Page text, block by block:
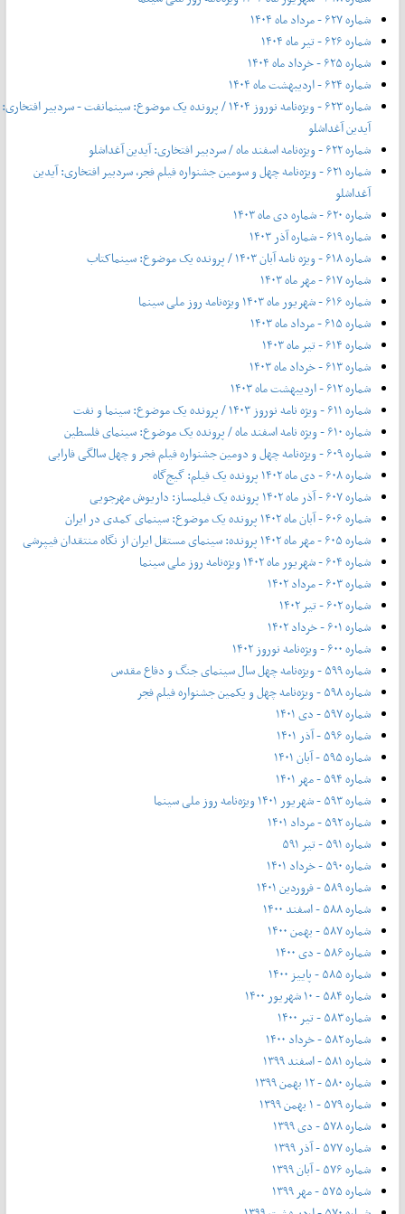
شماره ۶۲۷ - مرداد ماه ۱۴۰۴
شماره ۶۲۶ - تیر ماه ۱۴۰۴
شماره ۶۲۵ - خرداد ماه ۱۴۰۴
شماره ۶۲۴ - اردیبهشت ماه ۱۴۰۴
شماره ۶۲۳ - ویژه‌نامه نوروز ۱۴۰۴ / پرونده یک موضوع: سینمانفت - سردبیر افتخاری:
آیدین آغداشلو
شماره ۶۲۲ - ویژه‌نامه اسفند ماه / سردبیر افتخاری: آیدین آغداشلو
شماره ۶۲۱ - ویژه‌نامه چهل‌ و‌ سومین جشنواره فیلم فجر، سردبیر افتخاری: آیدین
آغداشلو
شماره ۶۲۰ - شماره دی ماه ۱۴۰۳
شماره ۶۱۹ - شماره آذر ۱۴۰۳
شماره ۶۱۸ - ویژه نامه آبان ۱۴۰۳ / پرونده یک موضوع: سینماکتاب
شماره ۶۱۷ - مهر ماه ۱۴۰۳
شماره ۶۱۶ - شهریور ماه ۱۴۰۳ ویژه‌نامه روز ملی سینما
شماره ۶۱۵ - مرداد ماه ۱۴۰۳
شماره ۶۱۴ - تیر ماه ۱۴۰۳
شماره ۶۱۳ - خرداد ماه ۱۴۰۳
شماره ۶۱۲ - اردیبهشت ماه ۱۴۰۳
شماره ۶۱۱ - ویژه نامه نوروز ۱۴۰۳ / پرونده یک موضوع: سینما و نفت
شماره ۶۱۰ - ویژه نامه اسفند ماه / پرونده یک موضوع: سینمای فلسطین
شماره ۶۰۹ - ویژه‌نامه چهل و دومین جشنواره فیلم فجر و چهل سالگی فارابی
شماره ۶۰۸ - دی ماه ۱۴۰۲ پرونده یک فیلم: گیج‌گاه
شماره ۶۰۷ - آذر ماه ۱۴۰۲ پرونده یک فیلمساز: داریوش مهرجویی
شماره ۶۰۶ - آبان ماه ۱۴۰۲ پرونده یک موضوع: سینمای کمدی در ایران
شماره ۶۰۵ - مهر ماه ۱۴۰۲ پرونده: سینمای مستقل ایران از نگاه منتقدان فیپرشی
شماره ۶۰۴ - شهریور ماه ۱۴۰۲ ویژه‌نامه روز ملی سینما
شماره ۶۰۳ - مرداد ۱۴۰۲
شماره ۶۰۲ - تیر ۱۴۰۲
شماره ۶۰۱ - خرداد ۱۴۰۲
شماره ۶۰۰ - ویژه‌نامه نوروز ۱۴۰۲
شماره ۵۹۹ - ویژه‌نامه چهل سال سینمای جنگ و دفاع مقدس
شماره ۵۹۸ - ویژه‌نامه چهل و یکمین جشنواره فیلم فجر
شماره ۵۹۷ - دی ۱۴۰۱
شماره ۵۹۶ - آذر ۱۴۰۱
شماره ۵۹۵ - آبان ۱۴۰۱
شماره ۵۹۴ - مهر ۱۴۰۱
شماره ۵۹۳ - شهریور ۱۴۰۱ ویژه‌نامه روز ملی سینما
شماره ۵۹۲ - مرداد ۱۴۰۱
شماره ۵۹۱ - تیر ۵۹۱
شماره ۵۹۰ - خرداد ۱۴۰۱
شماره ۵۸۹ - فروردین ۱۴۰۱
شماره ۵۸۸ - اسفند ۱۴۰۰
شماره ۵۸۷ - بهمن ۱۴۰۰
شماره ۵۸۶ - دی ۱۴۰۰
شماره ۵۸۵ - پاییز ۱۴۰۰
شماره ۵۸۴ - ۱۰ شهریور ۱۴۰۰
شماره ۵۸۳ - تیر ۱۴۰۰
شماره ۵۸۲ - خرداد ۱۴۰۰
شماره ۵۸۱ - اسفند ۱۳۹۹
شماره ۵۸۰ - ۱۲ بهمن ۱۳۹۹
شماره ۵۷۹ - ۱ بهمن ۱۳۹۹
شماره ۵۷۸ - دی ۱۳۹۹
شماره ۵۷۷ - آذر ۱۳۹۹
شماره ۵۷۶ - آبان ۱۳۹۹
شماره ۵۷۵ - مهر ۱۳۹۹